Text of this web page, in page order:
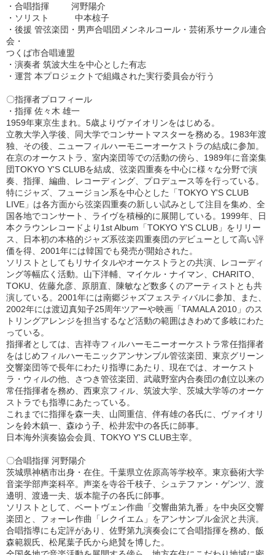
・合唱指揮 河野陽介
・ソリスト 中本椋子
・後援 管弦楽団・男声合唱団メンネルコール・芸術系サークル連合
会・
つくば市合唱連盟
・演奏者 筑波大生を中心とした有志
・運営 本プロジェクトで組織された実行委員会が行う
〇指揮者プロフィール
・指揮 佐々木 雄一
1959年東京生まれ。5歳よりヴァイオリンをはじめる。
立教大学入学後、同大学でコンサートマスターを務める。1983年渡
独、その後、ニューフィルハーモニーオーケストラの結成に参加。
在京のオーケストラ、室内楽団等での活動の傍ら、1989年に音楽集
団TOKYO Y'S CLUBを結成、弦楽四重奏を中心に様々な分野で演
奏、指揮、編曲、レコーディング、プロデュース等を行っている。
特にジャズ、フュージョン系を中心とした「TOKYO Y'S CLUB
LIVE」は各方面から弦楽四重奏の新しい試みとして注目を集め、全
国各地でコンサート、ライヴを積極的に展開している。1999年、日
本クラウンレコードより1st Album「TOKYO Y'S CLUB」をリリー
ス、日本初の本格的ジャズ系弦楽四重奏団のデビューとして高い評
価を得、2001年には韓国でも発売が開始された。
ソリストとしてもリサイタルやオーケストラとの共演、レコーディ
ング等幅広く活動。山下洋輔、マイケル・ナイマン、CHARITO、
TOKU、佐藤允彦、原朋直、陳敏など数多くのアーティストとも共
演している。2001年には南郷ジャズフェスティバルに参加、また、
2002年には渡辺真知子25周年ツアーや映画「TAMALA 2010」のス
トリングアレンジを担当するなど活動の範囲はきわめて多岐にわた
っている。
指揮者としては、吉祥寺フィルハーモニーオーケストラ常任指揮者
をはじめフィルハーモニックアンサンブル管弦楽団、東京グリーン
交響楽団等で長年にわたり指導にあたり、現在では、オーケスト
ラ・ウィルの他、さつき管弦楽団、武蔵野室内合奏団の創立以来の
常任指揮者を務め、西東京フィル、筑波大学、茨城大学等のオーケ
ストラでも指導にあたっている。
これまでに指揮を森一夫、山岡重信、伴有雄の各氏に、ヴァイオリ
ンを鈴木鎮一、森ゆう子、松井宏中の各氏に師事。
日本海外演奏協会会員、TOKYO Y'S CLUB主宰。
〇合唱指揮 河野陽介
茨城県神栖市出身・在住。千葉県立佐原高等学校卒。東京藝術大学
音楽学部声楽科卒。声楽を寺谷千枝子、シュテファン・ゲンツ、渡
邊明、渡邊一夫、坂本龍子の各氏に師事。
ソリストとして、ベートヴェン作曲「交響曲第九番」を中央区交響
楽団と、フォーレ作曲「レクイエム」をアンサンブル金沢と共演。
合唱指導にも定評があり、佐野第九演奏会にて合唱指揮を務め、飯
森範親氏、松尾葉子氏から絶賛を博した。